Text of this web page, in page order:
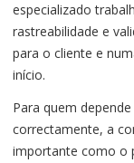
especializado
rastreabilidade e
para o cliente e
início.
Para quem
correctamente, a
importante como o